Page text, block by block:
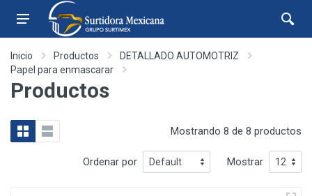
Inicio Productos
DETALLADO AUTOMOTRIZ
Papel para enmascarar
Productos
Mostrando 8 de 8 productos
Ordenar por Mostrar